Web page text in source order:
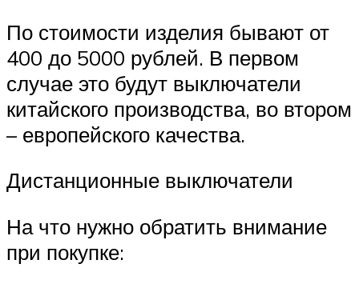
По стоимости изделия бывают от
400 до 5000 рублей. В первом
случае это будут выключатели
китайского производства, во втором
– европейского качества.
Дистанционные выключатели
На что нужно обратить внимание
при покупке: